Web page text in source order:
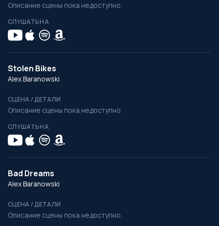
Описание сцены пока недоступно.
СЛУШАТЬ НА
Stolen Bikes
Alex Baranowski
СЦЕНА / ДЕТАЛИ
Описание сцены пока недоступно.
СЛУШАТЬ НА
Bad Dreams
Alex Baranowski
СЦЕНА / ДЕТАЛИ
Описание сцены пока недоступно.